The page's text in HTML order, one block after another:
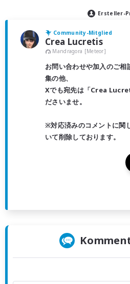
Ersteller-
Community-Mitglied
Crea Lucretis
Mandragora [Meteor]
お問い合わせや加入のご
集の他、
Xでも宛先は「Crea
ださいませ。
※対応済みのコメントに関
いて削除しております。